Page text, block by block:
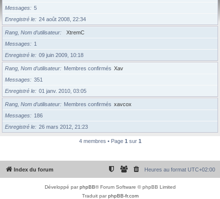
Messages
5
Enregistré le
24 août 2008, 22:34
Rang, Nom d’utilisateur
XtremC
Messages
1
Enregistré le
09 juin 2009, 10:18
Rang, Nom d’utilisateur Membres confirmés Xav
Messages
351
Enregistré le
01 janv. 2010, 03:05
Rang, Nom d’utilisateur Membres confirmés xavcox
Messages
186
Enregistré le
26 mars 2012, 21:23
4 membres • Page 1 sur 1
Index du forum Heures au format UTC+02:00
Développé parphpBB® Forum Software © phpBB Limited
Traduit parphpBB-fr.com